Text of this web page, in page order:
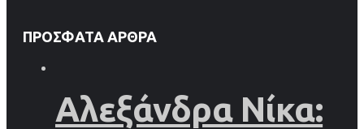
ΠΡΌΣΦΑΤΑ ΆΡΘΡΑ
Αλεξάνδρα Νίκα: